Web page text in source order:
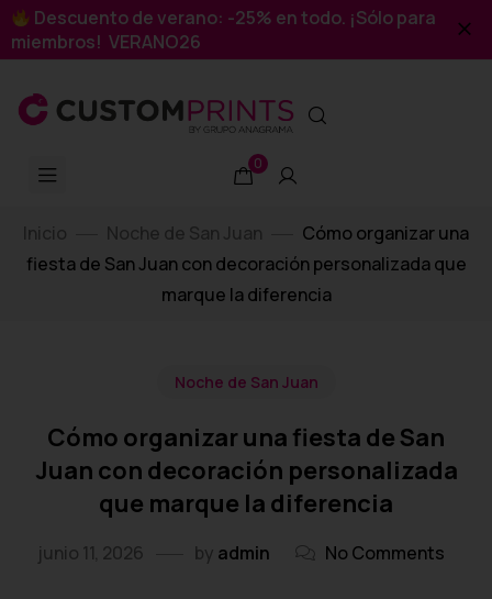
Descuento de verano: -25% en todo. ¡Sólo para
miembros! VERANO26
0
Inicio Noche de San Juan
Cómo organizar una
fiesta de San Juan con decoración personalizada que
marque la diferencia
Noche de San Juan
Cómo organizar una fiesta de San
Juan con decoración personalizada
que marque la diferencia
junio 11, 2026 by admin No Comments